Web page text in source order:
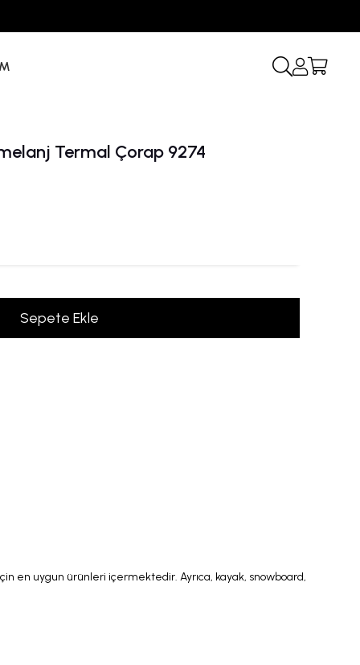
Termal Çorap 9274
en uygun ürünleri içermektedir. Ayrıca, kayak, snowboard,